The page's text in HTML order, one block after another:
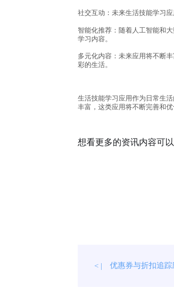
社交互动：未来生活技能学习
智能化推荐：随着人工智能和
学习内容。
多元化内容：未来应用将不断
彩的生活。
生活技能学习应用作为日常生
丰富，这类应用将不断完善和
想看更多的资讯内容可
< | 优惠券与折扣追